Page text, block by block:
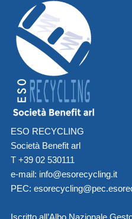
ESO RECYCLING
Società Benefit arl
T +39 02 530111
e-mail: info@esorecycling.it
PEC: